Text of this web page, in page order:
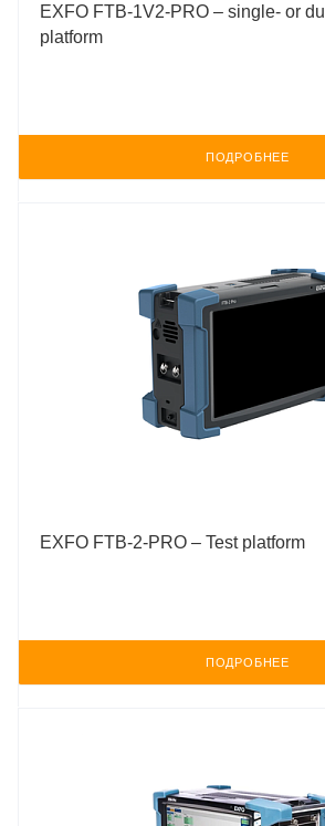
EXFO FTB-1V2-PRO – single- or
platform
ПОДРОБНЕЕ
EXFO FTB-2-PRO – Test platform
ПОДРОБНЕЕ